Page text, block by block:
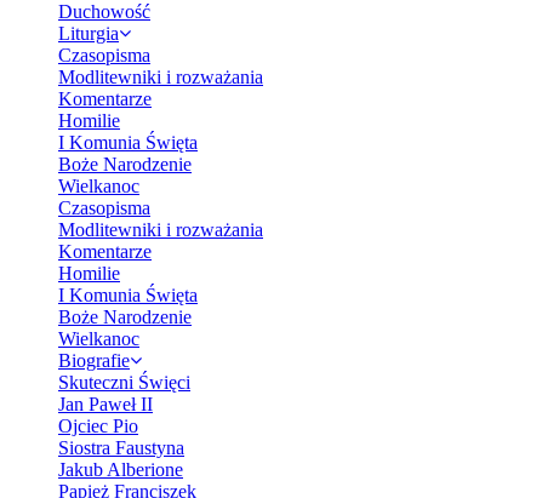
Duchowość
Liturgia
Czasopisma
Modlitewniki i rozważania
Komentarze
Homilie
I Komunia Święta
Boże Narodzenie
Wielkanoc
Czasopisma
Modlitewniki i rozważania
Komentarze
Homilie
I Komunia Święta
Boże Narodzenie
Wielkanoc
Biografie
Skuteczni Święci
Jan Paweł II
Ojciec Pio
Siostra Faustyna
Jakub Alberione
Papież Franciszek